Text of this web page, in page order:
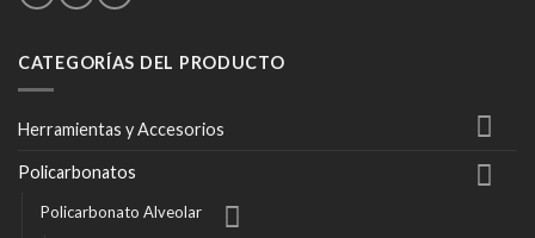
CATEGORÍAS DEL PRODUCTO
Herramientas y Accesorios
Policarbonatos
Policarbonato Alveolar